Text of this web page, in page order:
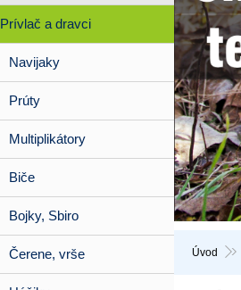
Úvod
Prívlač a dravci
Navijaky
Prúty
Multiplikátory
Biče
Bojky, Sbiro
Čerene, vrše